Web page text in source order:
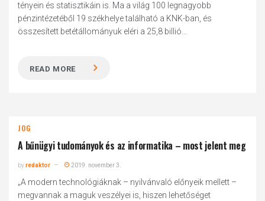
tényein és statisztikáin is. Ma a világ 100 legnagyobb
pénzintézetéből 19 székhelye található a KNK-ban, és
összesített betétállományuk eléri a 25,8 billió...
READ MORE
JOG
A bűnügyi tudományok és az informatika – most jelent meg
byredaktor 2019. november 3.
„A modern technológiáknak – nyilvánvaló előnyeik mellett –
megvannak a maguk veszélyei is, hiszen lehetőséget